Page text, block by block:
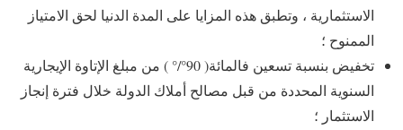
الاستثمارية ، وتطبق هذه المزايا على المدة الدنيا لحق الامتياز
الممنوح ؛
تخفيض بنسبة تسعين فالمائة( 90°/° ) من مبلغ الإتاوة الإيجارية
السنوية المحددة من قبل مصالح أملاك الدولة خلال فترة إنجاز
الاستثمار ؛